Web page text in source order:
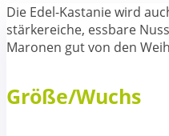
Die Edel-Kastanie wird
stärkereiche, essbare
Maronen gut von den
Größe/Wuchs